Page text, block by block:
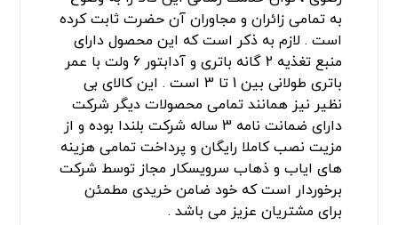
به تمامی زائران و مجاوران آن حضرت ثابت کرده
است . لازم به ذکر است که این محصول دارای
منبع تغذیه 2 گانه باتری و آدابتور 6 ولت با عمر
باتری طولانی بین 1 تا 3 است . این کالای بی
نظیر نیز همانند تمامی محصولات دیگر شرکت
دارای ضمانت نامه 3 ساله شرکت بلندا بوده و از
مزیت نصب کاملا رایگان و پرداخت تمامی هزینه
های ایاب و ذهاب سرویسکار مجاز توسط شرکت
برخوردار است که خود ضامن خریدی مطمئن
برای مشتریان عزیز می باشد .